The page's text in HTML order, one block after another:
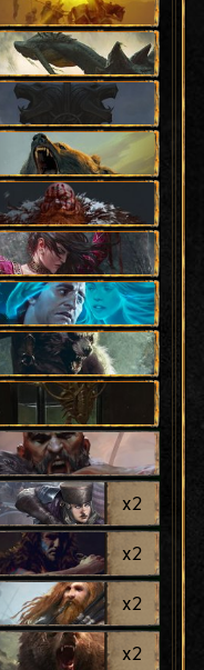
x2
x2
x2
x2